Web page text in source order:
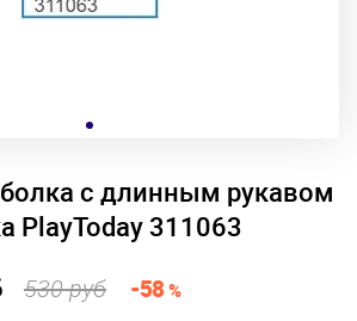
с длинным рукавом
PlayToday 311063
530 руб -58%